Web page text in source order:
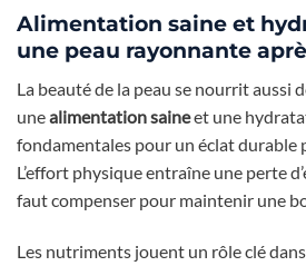
Alimentation saine et
une peau rayonnante
La beauté de la peau se nourrit aussi
unealimentation saineet une
fondamentales pour un éclat
L’effort physique entraîne une perte
faut compenser pour maintenir une
Les nutriments jouent un rôle clé